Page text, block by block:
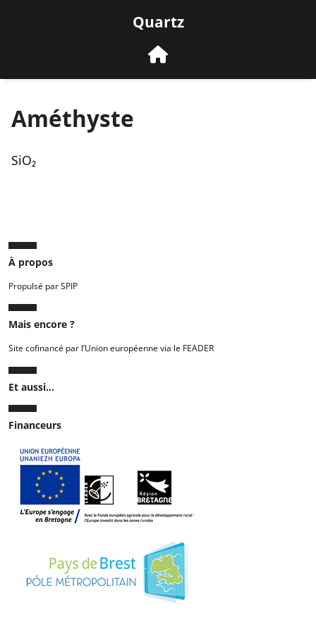
Quartz
Améthyste
SiO₂
À propos
Propulsé par SPIP
Mais encore ?
Site cofinancé par l’Union européenne via le FEADER
Et aussi...
Financeurs